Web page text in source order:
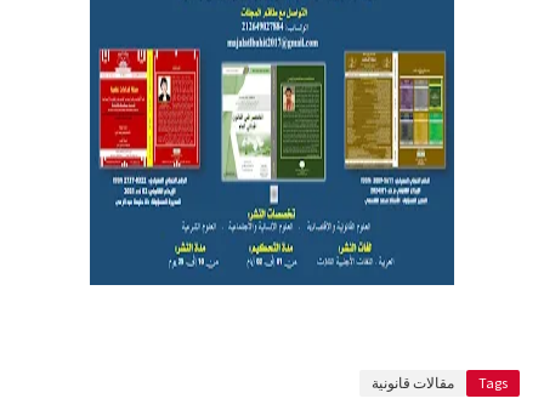
Tags مقالات قانونية